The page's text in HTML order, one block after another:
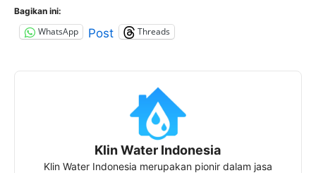
Bagikan ini:
WhatsApp Post Threads
Klin Water Indonesia
Klin Water Indonesia merupakan pionir dalam jasa